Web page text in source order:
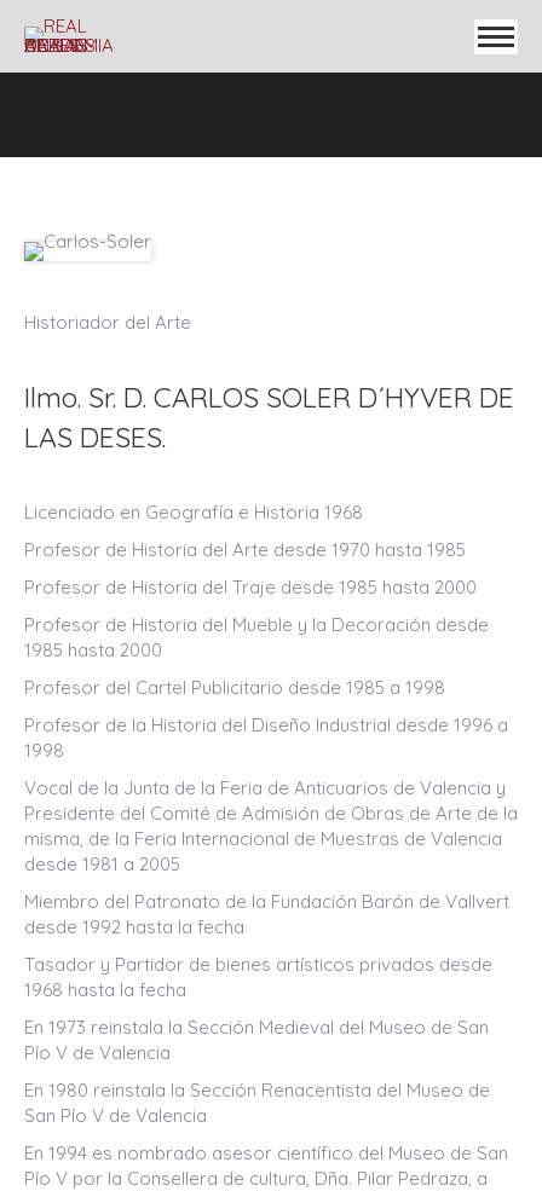
Historiador del Arte
Ilmo. Sr. D. CARLOS SOLER D´HYVER DE
LAS DESES.
Licenciado en Geografía e Historia 1968
Profesor de Historia del Arte desde 1970 hasta 1985
Profesor de Historia del Traje desde 1985 hasta 2000
Profesor de Historia del Mueble y la Decoración desde
1985 hasta 2000
Profesor del Cartel Publicitario desde 1985 a 1998
Profesor de la Historia del Diseño Industrial desde 1996 a
1998
Vocal de la Junta de la Feria de Anticuarios de Valencia y
Presidente del Comité de Admisión de Obras de Arte de la
misma, de la Feria Internacional de Muestras de Valencia
desde 1981 a 2005
Miembro del Patronato de la Fundación Barón de Vallvert
desde 1992 hasta la fecha
Tasador y Partidor de bienes artísticos privados desde
1968 hasta la fecha
En 1973 reinstala la Sección Medieval del Museo de San
Pío V de Valencia
En 1980 reinstala la Sección Renacentista del Museo de
San Pío V de Valencia
En 1994 es nombrado asesor científico del Museo de San
Pío V por la Consellera de cultura, Dña. Pilar Pedraza, a